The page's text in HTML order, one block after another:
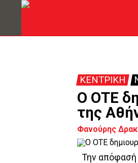
ΚΕΝΤΡΙΚΗ
Ο ΟΤΕ
της
Φανούρης
Την απόφασή